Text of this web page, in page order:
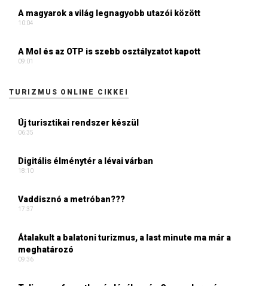
A magyarok a világ legnagyobb utazói között
10:04
A Mol és az OTP is szebb osztályzatot kapott
09:01
TURIZMUS ONLINE CIKKEI
Új turisztikai rendszer készül
06:35
Digitális élménytér a lévai várban
18:10
Vaddisznó a metróban???
17:37
Átalakult a balatoni turizmus, a last minute ma már a
meghatározó
09:36